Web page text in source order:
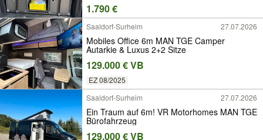
1.790 €
Saaldorf-Surheim 27.07.2026
Mobiles Office 6m MAN TGE Camper
Autarkie & Luxus 2+2 Sitze
129.000 € VB
EZ 08/2025
Saaldorf-Surheim
27.07.2026
Ein Traum auf 6m! VR Motorhomes MAN TGE
Bürofahrzeug
129.000 € VB